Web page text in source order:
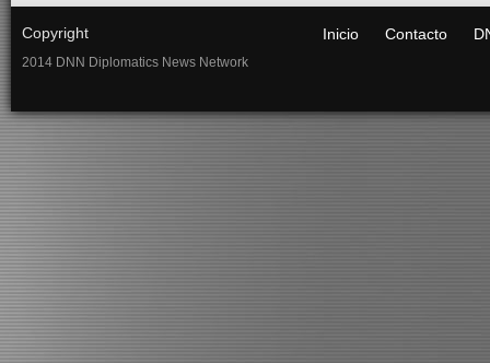
Copyright
2014 DNN Diplomatics News Network
Inicio Contacto